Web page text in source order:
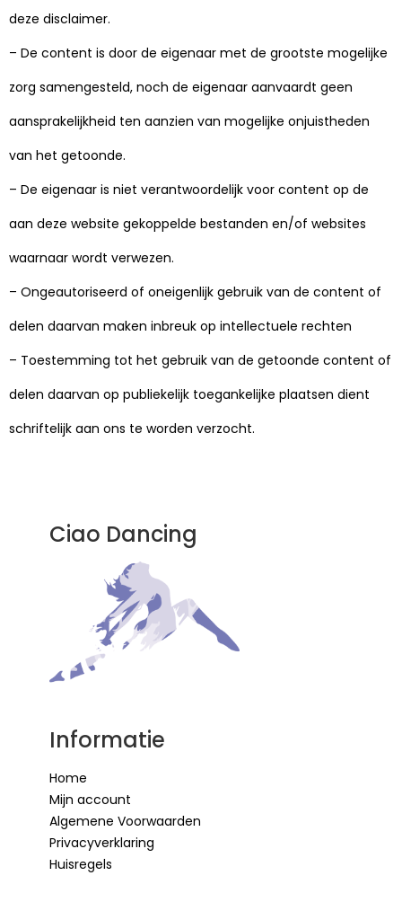
deze disclaimer.
– De content is door de eigenaar met de grootste mogelijke
zorg samengesteld, noch de eigenaar aanvaardt geen
aansprakelijkheid ten aanzien van mogelijke onjuistheden
van het getoonde.
– De eigenaar is niet verantwoordelijk voor content op de
aan deze website gekoppelde bestanden en/of websites
waarnaar wordt verwezen.
– Ongeautoriseerd of oneigenlijk gebruik van de content of
delen daarvan maken inbreuk op intellectuele rechten
– Toestemming tot het gebruik van de getoonde content of
delen daarvan op publiekelijk toegankelijke plaatsen dient
schriftelijk aan ons te worden verzocht.
Ciao Dancing
Informatie
Home
Mijn account
Algemene Voorwaarden
Privacyverklaring
Huisregels